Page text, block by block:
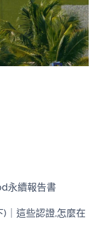
永續報告書
｜這些認證,怎麼在